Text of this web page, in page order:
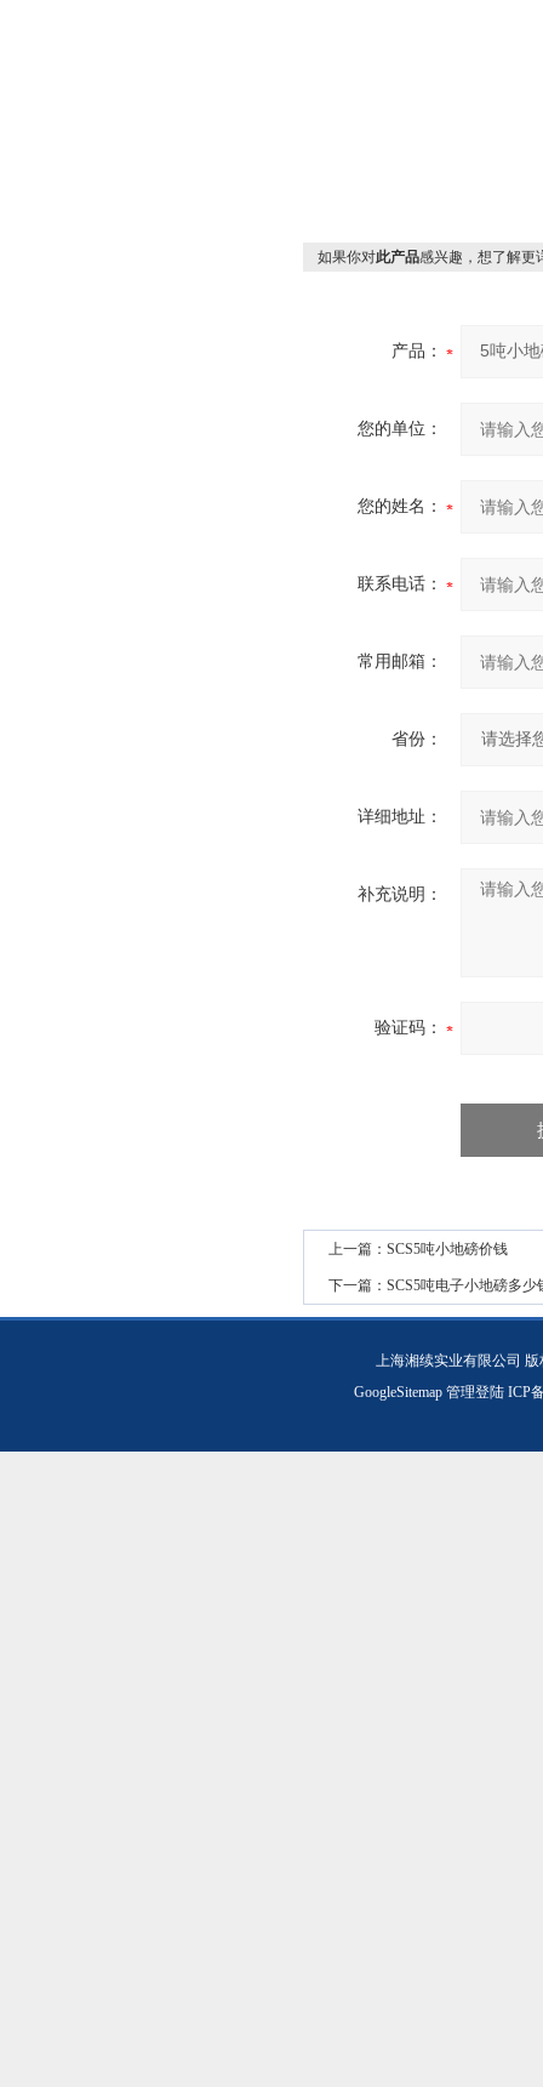
如果你对此产品感兴趣，想了解更
产品：
您的单位：
您的姓名：
联系电话：
常用邮箱：
省份：
详细地址：
补充说明：
验证码：
上一篇： SCS5吨小地磅价钱
下一篇： SCS5吨电子小地磅多少
上海湘续实业有限公司
GoogleSitemap 管理登陆ICP